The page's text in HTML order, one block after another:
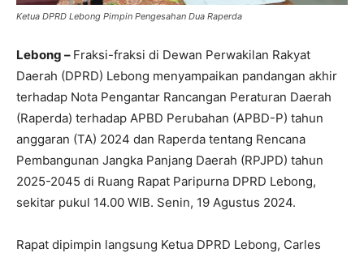
Ketua DPRD Lebong Pimpin Pengesahan Dua Raperda
Lebong – Fraksi-fraksi di Dewan Perwakilan Rakyat
Daerah (DPRD) Lebong menyampaikan pandangan akhir
terhadap Nota Pengantar Rancangan Peraturan Daerah
(Raperda) terhadap APBD Perubahan (APBD-P) tahun
anggaran (TA) 2024 dan Raperda tentang Rencana
Pembangunan Jangka Panjang Daerah (RPJPD) tahun
2025-2045 di Ruang Rapat Paripurna DPRD Lebong,
sekitar pukul 14.00 WIB. Senin, 19 Agustus 2024.
Rapat dipimpin langsung Ketua DPRD Lebong, Carles